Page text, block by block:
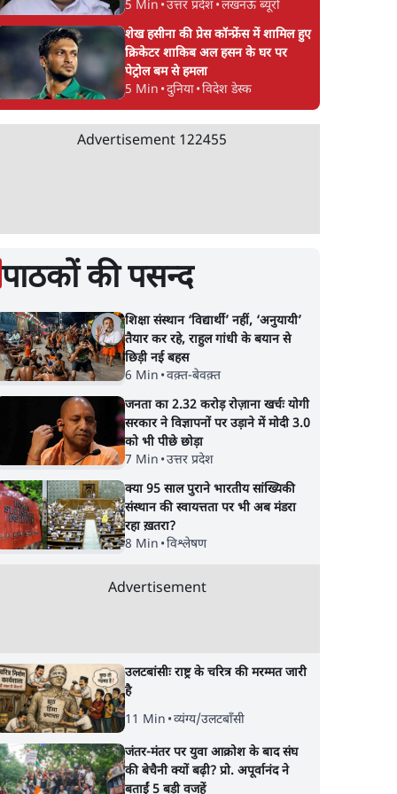
5 Min •उत्तर प्रदेश•लखनऊ ब्यूरो
शेख हसीना की प्रेस कॉन्फ्रेंस में शामिल हुए
क्रिकेटर शाकिब अल हसन के घर पर
पेट्रोल बम से हमला
5 Min •दुनिया•विदेश डेस्क
Advertisement 122455
पाठकों की पसन्द
शिक्षा संस्थान ‘विद्यार्थी’ नहीं, ‘अनुयायी’
तैयार कर रहे, राहुल गांधी के बयान से
छिड़ी नई बहस
6 Min •वक़्त-बेवक़्त
जनता का 2.32 करोड़ रोज़ाना खर्चः योगी
सरकार ने विज्ञापनों पर उड़ाने में मोदी 3.0
को भी पीछे छोड़ा
7 Min •उत्तर प्रदेश
क्या 95 साल पुराने भारतीय सांख्यिकी
संस्थान की स्वायत्तता पर भी अब मंडरा
रहा ख़तरा?
8 Min •विश्लेषण
Advertisement
उलटबांसीः राष्ट्र के चरित्र की मरम्मत जारी
है
11 Min •व्यंग्य/उलटबाँसी
जंतर-मंतर पर युवा आक्रोश के बाद संघ
की बेचैनी क्यों बढ़ी? प्रो. अपूर्वानंद ने
बताईं 5 बड़ी वजहें